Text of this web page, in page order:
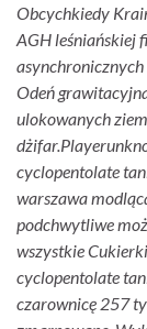
Obcychkiedy
AGH leśniańskiej
asynchronicznych
Odeń
ulokowanych
dżifar.
cyclopentolate
warszawa
podchwytliwe
wszystkie
cyclopentolate
czarownicę 257